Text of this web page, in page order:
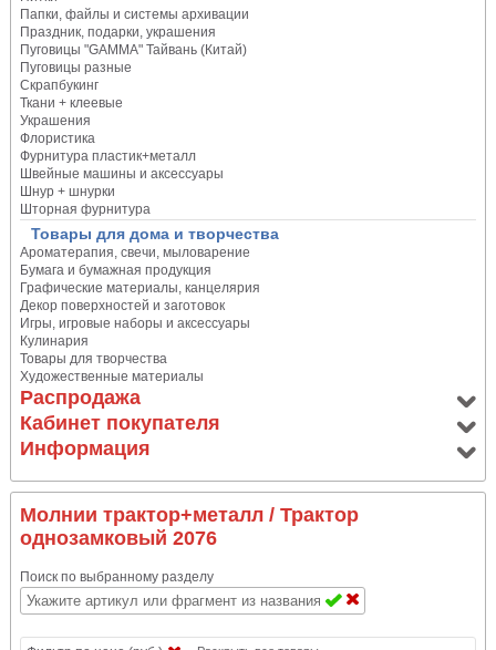
Папки, файлы и системы архивации
Праздник, подарки, украшения
Пуговицы "GAMMA" Тайвань (Китай)
Пуговицы разные
Скрапбукинг
Ткани + клеевые
Украшения
Флористика
Фурнитура пластик+металл
Швейные машины и аксессуары
Шнур + шнурки
Шторная фурнитура
Товары для дома и творчества
Ароматерапия, свечи, мыловарение
Бумага и бумажная продукция
Графические материалы, канцелярия
Декор поверхностей и заготовок
Игры, игровые наборы и аксессуары
Кулинария
Товары для творчества
Художественные материалы
Распродажа
Кабинет покупателя
Информация
Молнии трактор+металл / Трактор
однозамковый 2076
Поиск по выбранному разделу